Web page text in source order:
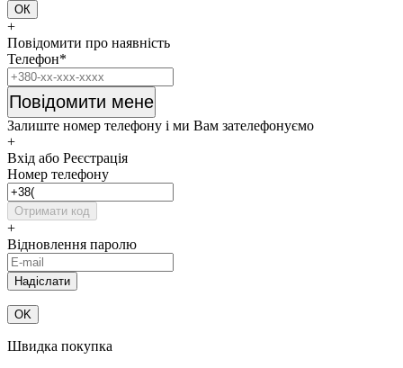
ОК
+
Повідомити про наявність
Телефон*
Повідомити мене
Залиште номер телефону і ми Вам зателефонуємо
+
Вхід або Реєстрація
Номер телефону
Отримати код
+
Відновлення паролю
OK
Швидка покупка